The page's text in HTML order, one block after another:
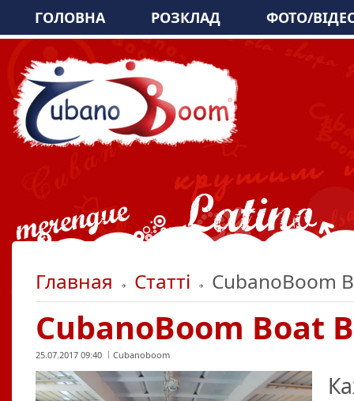
ГОЛОВНА РОЗКЛАД ФОТО/
Главная Статті CubanoBoom
CubanoBoom Boat
25.07.2017 09:40 Cubanoboom